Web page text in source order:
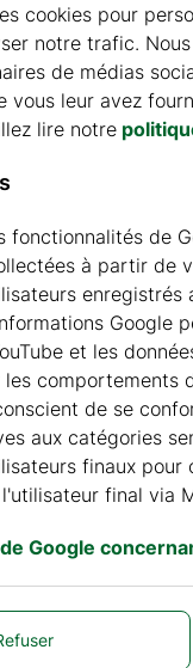
cookies pour
notre trafic.
de médias
vous leur avez
lire notre
fonctionnalités de
à partir de
enregistrés
Google
et les
les comportements
de se
aux catégories
finaux
final via
Google